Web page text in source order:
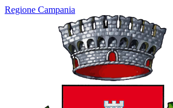
Regione Campania